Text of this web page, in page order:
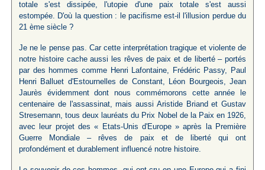
totale s'est dissipée, l'utopie d'une paix totale s'est aussi
estompée. D'où la question : le pacifisme est-il l'illusion perdue du
21 ème siècle ?
Je ne le pense pas. Car cette interprétation tragique et violente de
notre histoire cache aussi les rêves de paix et de liberté – portés
par des hommes comme Henri Lafontaine, Frédéric Passy, Paul
Henri Balluet d'Estournelles de Constant, Léon Bourgeois, Jean
Jaurès évidemment dont nous commémorons cette année le
centenaire de l'assassinat, mais aussi Aristide Briand et Gustav
Stresemann, tous deux lauréats du Prix Nobel de la Paix en 1926,
avec leur projet des « Etats-Unis d'Europe » après la Première
Guerre Mondiale – rêves de paix et de liberté qui ont
profondément et durablement influencé notre histoire.